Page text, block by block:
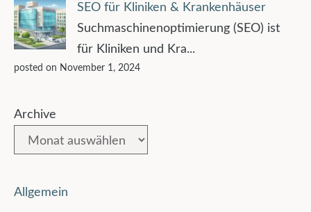
SEO für Kliniken & Krankenhäuser
Suchmaschinenoptimierung (SEO) ist
für Kliniken und Kra...
posted on November 1, 2024
Archive
Allgemein